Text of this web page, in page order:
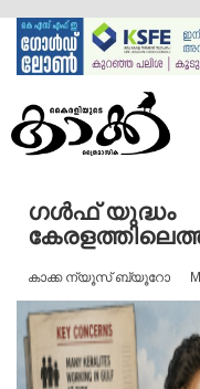
content
ഗൾഫ് യുദ്ധം
കാക്ക ന്യൂസ് ബ്യൂറോ